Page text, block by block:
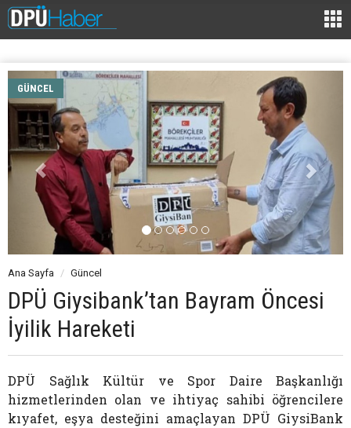
GÜNCEL
Ana Sayfa Güncel
DPÜ Giysibank’tan Bayram Öncesi
İyilik Hareketi
DPÜ Sağlık Kültür ve Spor Daire Başkanlığı
hizmetlerinden olan ve ihtiyaç sahibi öğrencilere
kıyafet, eşya desteğini amaçlayan DPÜ GiysiBank